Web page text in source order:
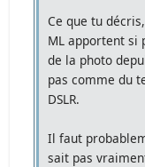
Ce que tu
ML apportent si
de la photo
pas comme du
DSLR.
Il faut
sait pas